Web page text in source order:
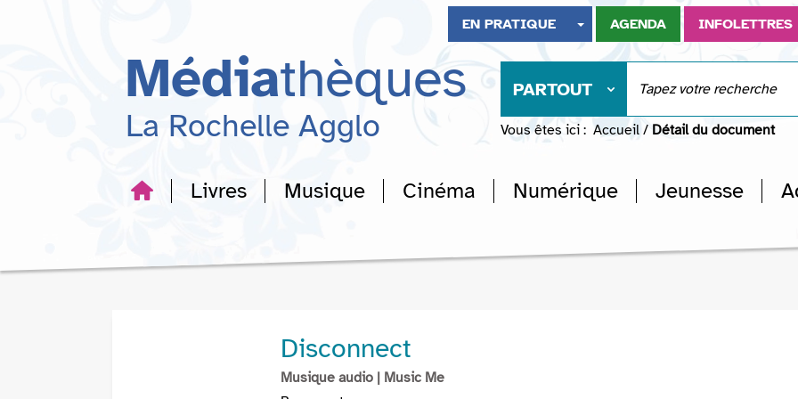
recherche
EN PRATIQUE AGENDA INFOLETTRES
Médiathèques
La Rochelle Agglo
PARTOUT
Vous êtes ici : Accueil / Détail du document
Livres Musique Cinéma Numérique Jeunesse
Disconnect
Musique audio | Music Me